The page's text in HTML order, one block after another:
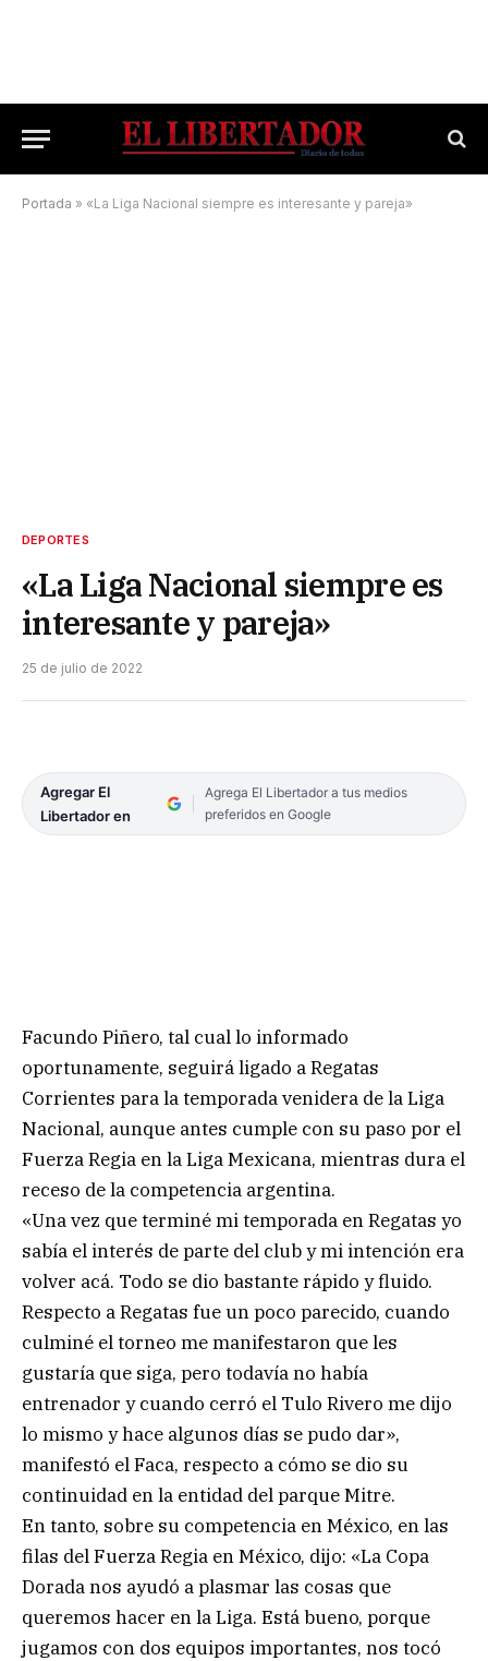
Portada » «La Liga Nacional siempre es interesante y pareja»
DEPORTES
«La Liga Nacional siempre es
interesante y pareja»
25 de julio de 2022
Agregar El
Libertador en
Agrega El Libertador a tus medios
preferidos en Google
Facundo Piñero, tal cual lo informado
oportunamente, seguirá ligado a Regatas
Corrientes para la temporada venidera de la Liga
Nacional, aunque antes cumple con su paso por el
Fuerza Regia en la Liga Mexicana, mientras dura el
receso de la competencia argentina.
«Una vez que terminé mi temporada en Regatas yo
sabía el interés de parte del club y mi intención era
volver acá. Todo se dio bastante rápido y fluido.
Respecto a Regatas fue un poco parecido, cuando
culminé el torneo me manifestaron que les
gustaría que siga, pero todavía no había
entrenador y cuando cerró el Tulo Rivero me dijo
lo mismo y hace algunos días se pudo dar»,
manifestó el Faca, respecto a cómo se dio su
continuidad en la entidad del parque Mitre.
En tanto, sobre su competencia en México, en las
filas del Fuerza Regia en México, dijo: «La Copa
Dorada nos ayudó a plasmar las cosas que
queremos hacer en la Liga. Está bueno, porque
jugamos con dos equipos importantes, nos tocó